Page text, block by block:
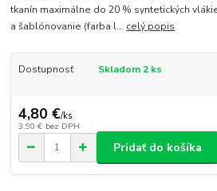
tkanín maximálne do 20 % syntetických
a šablónovanie (farba l... celý popis
Dostupnosť Skladom 2 ks
4,80 €/ks
3,90 € bez DPH
Pridať do košíka